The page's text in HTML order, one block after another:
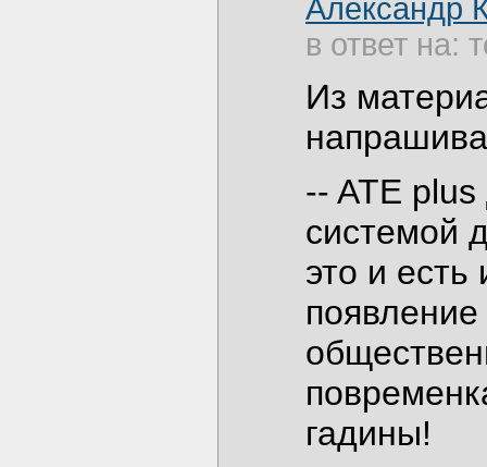
Александр
в ответ на:
Из
-- ATE plus
системой
это и
появление
гадины!